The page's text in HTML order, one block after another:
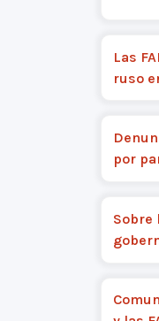
Las
ruso
por
Sobre